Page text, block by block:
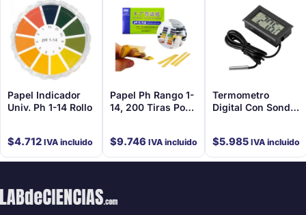
Papel Indicador
Univ. Ph 1-14 Rollo
$4.712 IVA incluido
Papel Ph Rango 1-
14, 200 Tiras Por
$9.746 IVA incluido
Termometro
Digital Con Sonda
$5.985 IVA incluido